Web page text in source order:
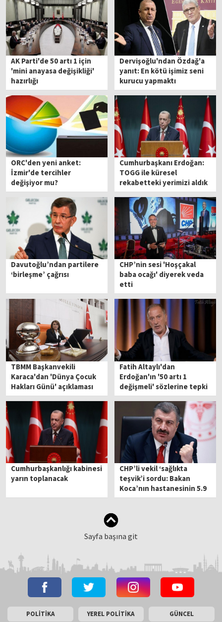
AK Parti'de 50 artı 1 için
'mini anayasa değişikliği'
hazırlığı
Dervişoğlu'ndan Özdağ'a
yanıt: En kötü işimiz seni
kurucu yapmaktı
ORC'den yeni anket:
İzmir'de tercihler
değişiyor mu?
Cumhurbaşkanı Erdoğan:
TOGG ile küresel
rekabetteki yerimizi aldık
Davutoğlu’ndan partilere
‘birleşme’ çağrısı
CHP’nin sesi 'Hoşçakal
baba ocağı' diyerek veda
etti
TBMM Başkanvekili
Karaca'dan 'Dünya Çocuk
Hakları Günü' açıklaması
Fatih Altaylı'dan
Erdoğan'ın '50 artı 1
değişmeli' sözlerine tepki
Cumhurbaşkanlığı kabinesi
yarın toplanacak
CHP’li vekil ‘sağlıkta
teşvik’i sordu: Bakan
Koca’nın hastanesinin 5.9
milyon lira aldığı ortaya
Sayfa başına git
POLİTİKA YEREL POLİTİKA GÜNCEL